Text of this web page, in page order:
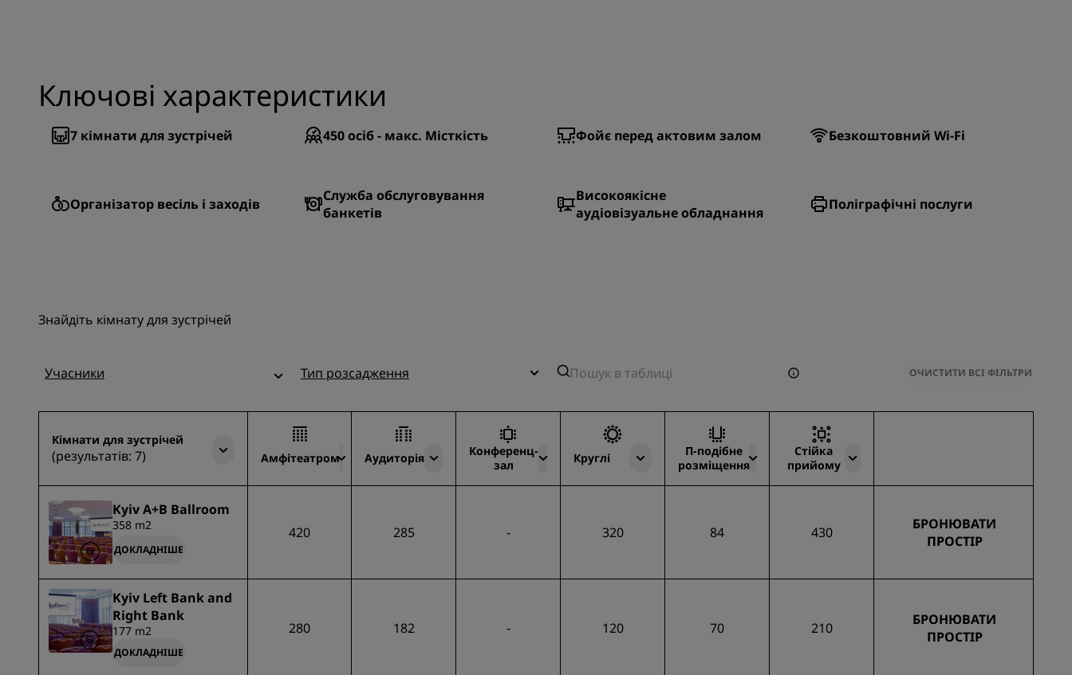
Ключові характеристики
7 кімнати для зустрічей 450осіб - макс. Місткість Фойє перед актовим залом Безкоштовний Wi-Fi
Організатор весіль і заходів
Служба обслуговування
банкетів
Високоякісне
аудіовізуальне обладнання
Поліграфічні послуги
Знайдіть кімнату для зустрічей
Учасники Тип розсадження ОЧИСТИТИ ВСІ ФІЛЬТРИ
Кімнати для зустрічей
(результатів: 7) Амфітеатром Аудиторія
Конференц-
зал
Круглі
П-подібне
розміщення
Стійка
прийому
Kyiv A+B Ballroom
358 m2
ДОКЛАДНІШЕ
420 285 - 320 84 430
БРОНЮВАТИ
ПРОСТІР
Kyiv Left Bank and
Right Bank
177 m2
ДОКЛАДНІШЕ
280 182 - 120 70 210
БРОНЮВАТИ
ПРОСТІР